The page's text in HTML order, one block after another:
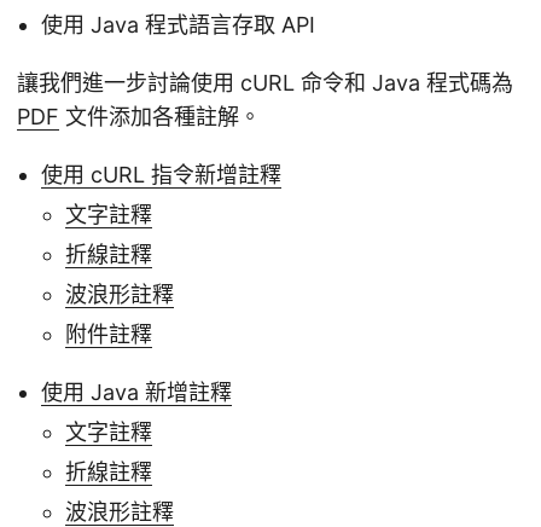
使用 Java 程式語言存取 API
讓我們進一步討論使用 cURL 命令和 Java 程式碼為
PDF 文件添加各種註解。
使用 cURL 指令新增註釋
文字註釋
折線註釋
波浪形註釋
附件註釋
使用 Java 新增註釋
文字註釋
折線註釋
波浪形註釋